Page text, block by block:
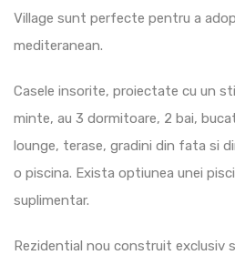
Village sunt perfecte pentru a
mediteranean.
Casele insorite, proiectate cu un
minte, au 3 dormitoare, 2 bai,
lounge, terase, gradini din fata si
o piscina. Exista optiunea unei
suplimentar.
Rezidential nou construit exclusiv